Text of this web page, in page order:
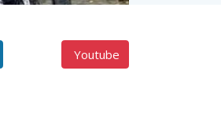
Youtube